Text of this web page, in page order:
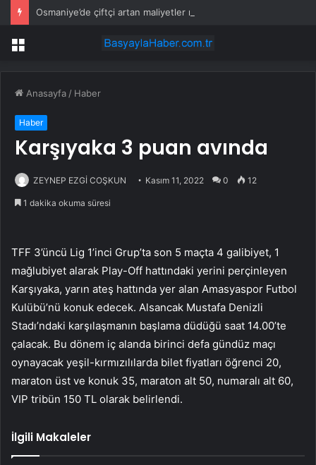
Menü
Anasayfa / Haber
Haber
Karşıyaka 3 puan avında
ZEYNEP EZGİ COŞKUN Kasım 11, 2022 0 12
1 dakika okuma süresi
TFF 3’üncü Lig 1’inci Grup’ta son 5 maçta 4 galibiyet, 1
mağlubiyet alarak Play-Off hattındaki yerini perçinleyen
Karşıyaka, yarın ateş hattında yer alan Amasyaspor Futbol
Kulübü’nü konuk edecek. Alsancak Mustafa Denizli
Stadı’ndaki karşılaşmanın başlama düdüğü saat 14.00’te
çalacak. Bu dönem iç alanda birinci defa gündüz maçı
oynayacak yeşil-kırmızılılarda bilet fiyatları öğrenci 20,
maraton üst ve konuk 35, maraton alt 50, numaralı alt 60,
VIP tribün 150 TL olarak belirlendi.
İlgili Makaleler